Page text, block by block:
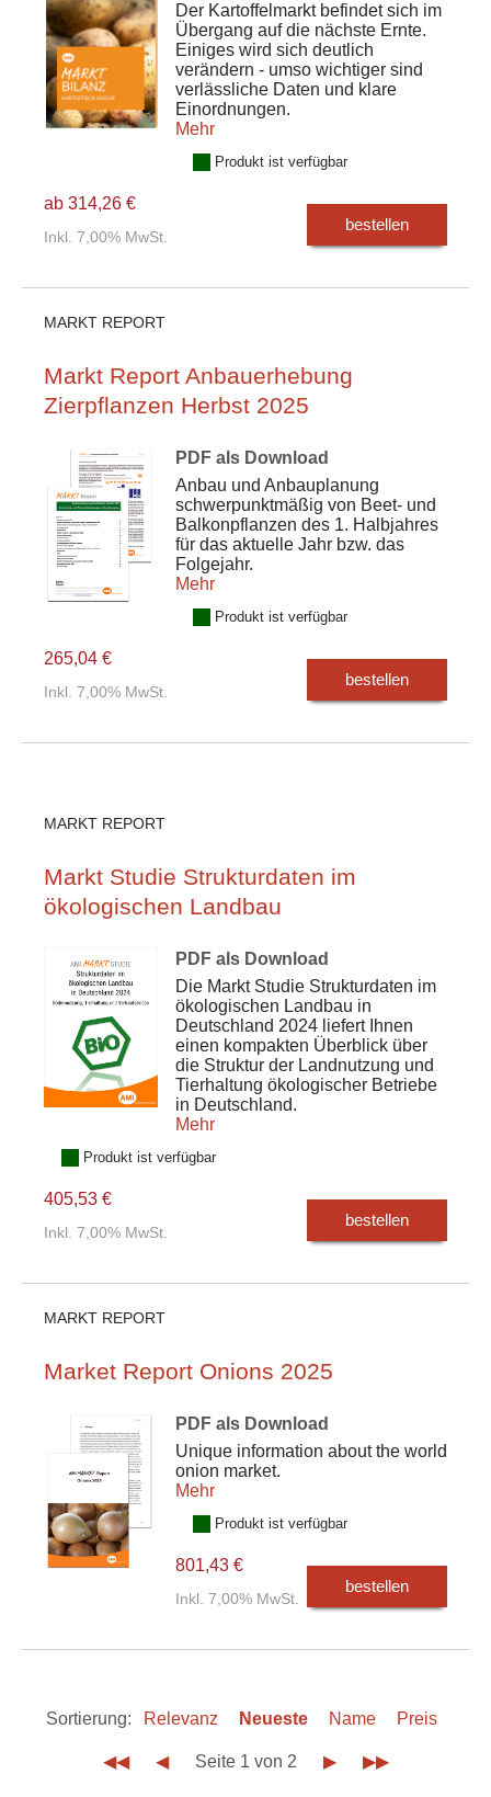
Der Kartoffelmarkt befindet sich im
Übergang auf die nächste Ernte.
Einiges wird sich deutlich
verändern - umso wichtiger sind
verlässliche Daten und klare
Einordnungen.
Mehr
Produkt ist verfügbar
ab 314,26 €
Inkl. 7,00% MwSt.
bestellen
MARKT REPORT
Markt Report Anbauerhebung
Zierpflanzen Herbst 2025
PDF als Download
Anbau und Anbauplanung
schwerpunktmäßig von Beet- und
Balkonpflanzen des 1. Halbjahres
für das aktuelle Jahr bzw. das
Folgejahr.
Mehr
Produkt ist verfügbar
265,04 €
Inkl. 7,00% MwSt.
bestellen
MARKT REPORT
Markt Studie Strukturdaten im
ökologischen Landbau
PDF als Download
Die Markt Studie Strukturdaten im
ökologischen Landbau in
Deutschland 2024 liefert Ihnen
einen kompakten Überblick über
die Struktur der Landnutzung und
Tierhaltung ökologischer Betriebe
in Deutschland.
Mehr
Produkt ist verfügbar
405,53 €
Inkl. 7,00% MwSt.
bestellen
MARKT REPORT
Market Report Onions 2025
PDF als Download
Unique information about the world
onion market.
Mehr
Produkt ist verfügbar
801,43 €
Inkl. 7,00% MwSt.
bestellen
Sortierung: Relevanz Neueste Name Preis
◀◀ ◀ Seite 1 von 2 ▶ ▶▶